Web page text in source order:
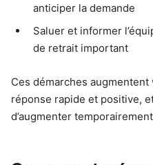
anticiper la demande
Saluer et informer
de retrait important
Ces démarches augmentent
réponse rapide et positive,
d’augmenter